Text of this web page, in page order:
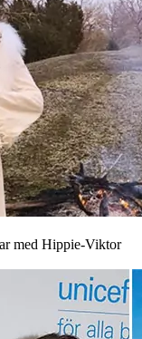
med Hippie-Viktor